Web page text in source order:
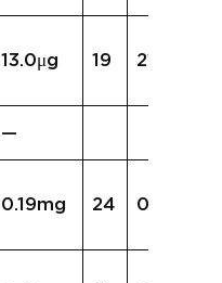
13.0μg 19 218.5μg
—
0.19mg 24 0.27mg